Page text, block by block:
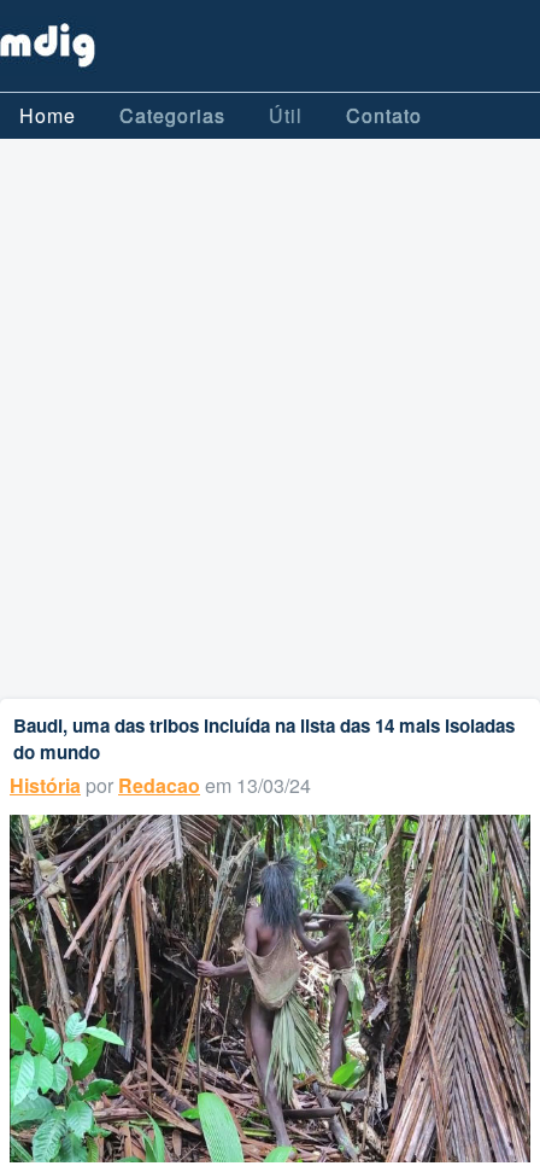
Home Categorias Útil Contato
Baudi, uma das tribos incluída na lista das 14 mais isoladas
do mundo
História por Redacao em 13/03/24